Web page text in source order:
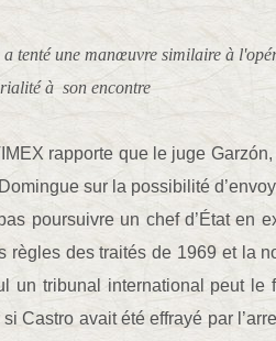
tenté une manœuvre similaire à
à son encontre
rapporte que le juge
sur la possibilité
poursuivre un chef d’État en
règles des traités de 1969 et la
un tribunal international peut
Castro avait été effrayé par